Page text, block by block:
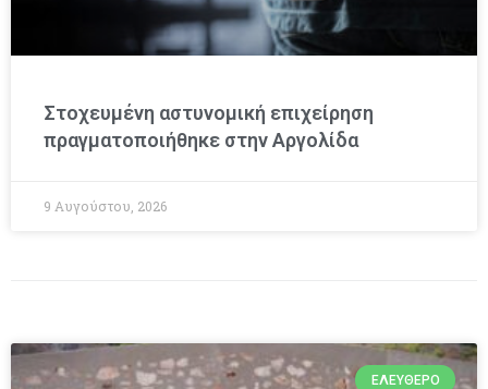
Στοχευμένη αστυνομική επιχείρηση
πραγματοποιήθηκε στην Αργολίδα
9 Αυγούστου, 2026
ΕΛΕΎΘΕΡΟ